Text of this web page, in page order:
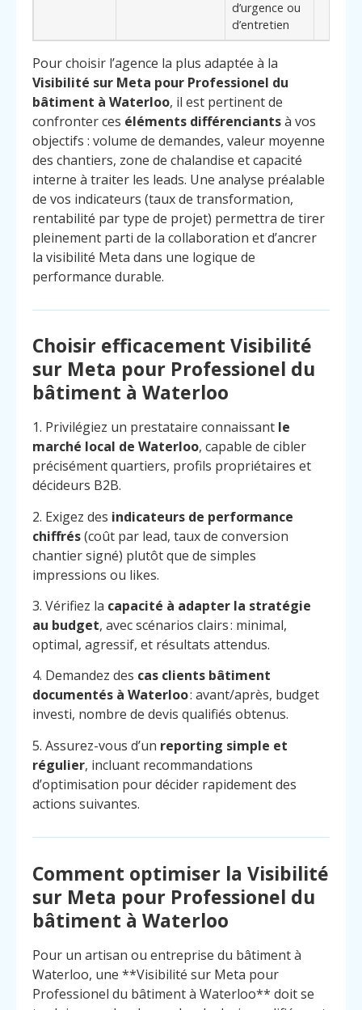
d’urgence ou
d’entretien
Pour choisir l’agence la plus adaptée à la
Visibilité sur Meta pour Professionel du
bâtiment à Waterloo, il est pertinent de
confronter ces éléments différenciantsà vos
objectifs : volume de demandes, valeur moyenne
des chantiers, zone de chalandise et capacité
interne à traiter les leads. Une analyse préalable
de vos indicateurs (taux de transformation,
rentabilité par type de projet) permettra de tirer
pleinement parti de la collaboration et d’ancrer
la visibilité Meta dans une logique de
performance durable.
Choisir efficacement Visibilité
sur Meta pour Professionel du
bâtiment à Waterloo
1. Privilégiez un prestataire connaissant le
marché local de Waterloo, capable de cibler
précisément quartiers, profils propriétaires et
décideurs B2B.
2. Exigez des indicateurs de performance
chiffrés(coût par lead, taux de conversion
chantier signé) plutôt que de simples
impressions ou likes.
3. Vérifiez la capacité à adapter la stratégie
au budget, avec scénarios clairs : minimal,
optimal, agressif, et résultats attendus.
4. Demandez des cas clients bâtiment
documentés à Waterloo: avant/après, budget
investi, nombre de devis qualifiés obtenus.
5. Assurez-vous d’un reporting simple et
régulier, incluant recommandations
d’optimisation pour décider rapidement des
actions suivantes.
Comment optimiser la Visibilité
sur Meta pour Professionel du
bâtiment à Waterloo
Pour un artisan ou entreprise du bâtiment à
Waterloo, une **Visibilité sur Meta pour
Professionel du bâtiment à Waterloo** doit se